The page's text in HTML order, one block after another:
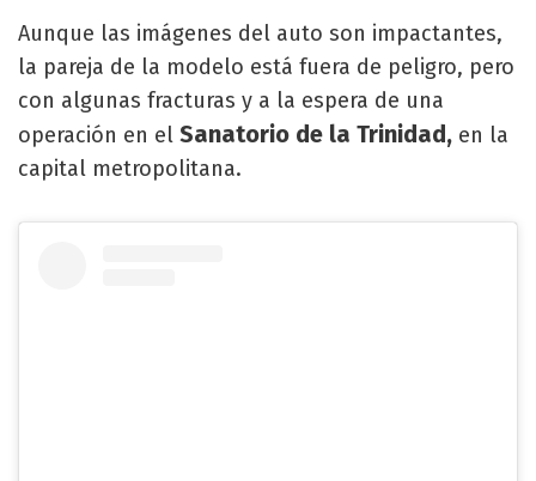
Aunque las imágenes del auto son impactantes,
la pareja de la modelo está fuera de peligro, pero
con algunas fracturas y a la espera de una
operación en el Sanatorio de la Trinidad, en la
capital metropolitana.